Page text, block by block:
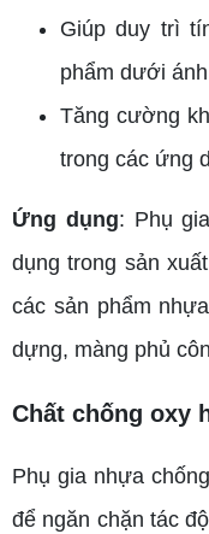
Giúp duy trì
phẩm dưới
Tăng cường
trong các ứng
Ứng dụng: Phụ
dụng trong sản
các sản phẩm
dựng, màng phủ
Chất chống oxy
Phụ gia nhựa
để ngăn chặn tác